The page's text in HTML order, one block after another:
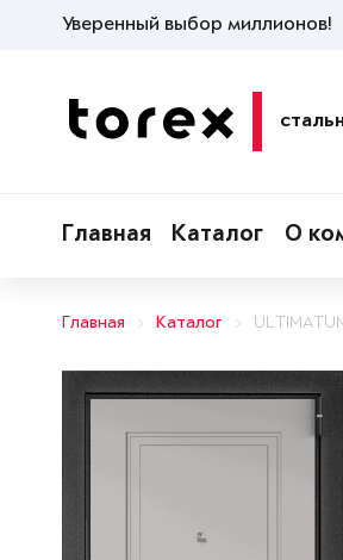
Уверенный выбор миллионов!
Главная Каталог О
Главная Каталог